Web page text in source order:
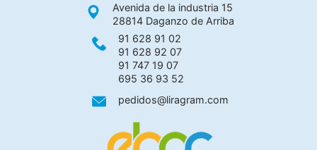
Avenida de la industria 15
28814 Daganzo de Arriba
91 628 91 02
91 628 92 07
91 747 19 07
695 36 93 52
pedidos@liragram.com